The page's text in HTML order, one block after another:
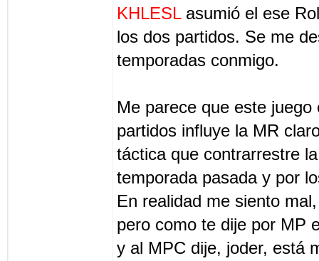
KHLESLasumió el ese
los dos partidos. Se me
temporadas conmigo.
Me parece que este
partidos influye la MR
táctica que contrarrestre
temporada pasada y por
En realidad me siento
pero como te dije por MP
y al MPC dije, joder, está